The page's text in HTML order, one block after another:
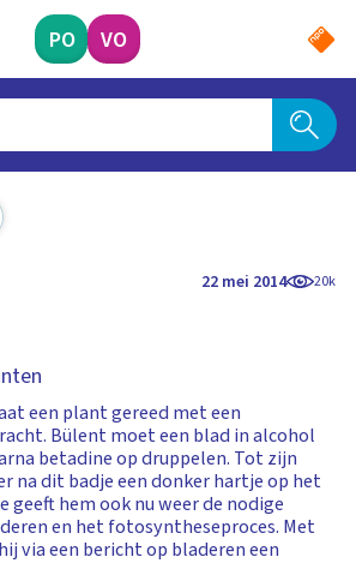
PO VO
22 mei 2014 20k
een plant gereed met een
Bülent moet een blad in alcohol
betadine op druppelen. Tot zijn
na dit badje een donker hartje op het
geeft hem ook nu weer de nodige
en het fotosyntheseproces. Met
via een bericht op bladeren een